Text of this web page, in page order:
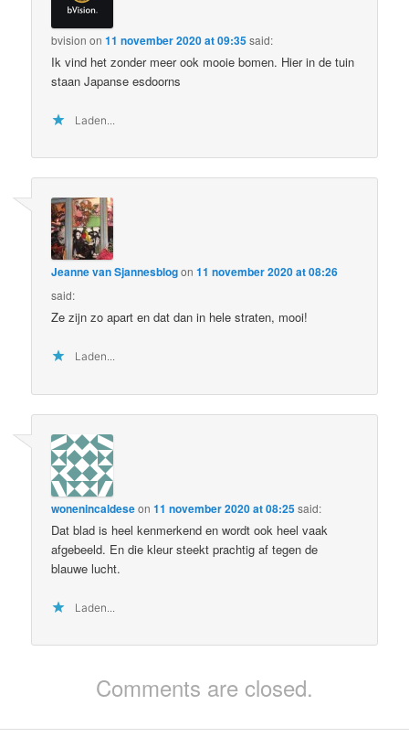
bvision on11 november 2020 at 09:35said:
Ik vind het zonder meer ook mooie bomen. Hier in de tuin
staan Japanse esdoorns
Laden...
Jeanne van Sjannesblogon11 november 2020 at 08:26
said:
Ze zijn zo apart en dat dan in hele straten, mooi!
Laden...
wonenincaldeseon11 november 2020 at 08:25said:
Dat blad is heel kenmerkend en wordt ook heel vaak
afgebeeld. En die kleur steekt prachtig af tegen de
blauwe lucht.
Laden...
Comments are closed.